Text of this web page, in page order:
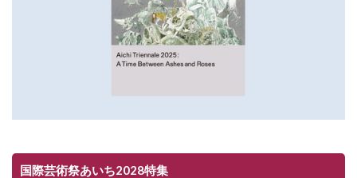
国際芸術祭あいち2028特集